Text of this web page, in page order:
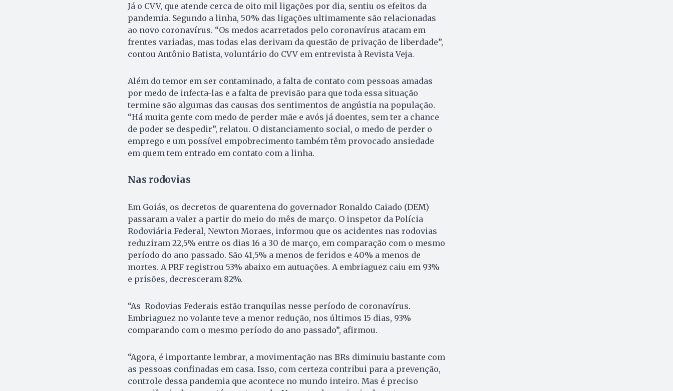
Já o CVV, que atende cerca de oito mil ligações por dia, sentiu os efeitos da
pandemia. Segundo a linha, 50% das ligações ultimamente são relacionadas
ao novo coronavírus. “Os medos acarretados pelo coronavírus atacam em
frentes variadas, mas todas elas derivam da questão de privação de liberdade”,
contou Antônio Batista, voluntário do CVV em entrevista à Revista Veja.
Além do temor em ser contaminado, a falta de contato com pessoas amadas
por medo de infecta-las e a falta de previsão para que toda essa situação
termine são algumas das causas dos sentimentos de angústia na população.
“Há muita gente com medo de perder mãe e avós já doentes, sem ter a chance
de poder se despedir”, relatou. O distanciamento social, o medo de perder o
emprego e um possível empobrecimento também têm provocado ansiedade
em quem tem entrado em contato com a linha.
Nas rodovias
Em Goiás, os decretos de quarentena do governador Ronaldo Caiado (DEM)
passaram a valer a partir do meio do mês de março. O inspetor da Polícia
Rodoviária Federal, Newton Moraes, informou que os acidentes nas rodovias
reduziram 22,5% entre os dias 16 a 30 de março, em comparação com o mesmo
período do ano passado. São 41,5% a menos de feridos e 40% a menos de
mortes. A PRF registrou 53% abaixo em autuações. A embriaguez caiu em 93%
e prisões, decresceram 82%.
“As Rodovias Federais estão tranquilas nesse período de coronavírus.
Embriaguez no volante teve a menor redução, nos últimos 15 dias, 93%
comparando com o mesmo período do ano passado”, afirmou.
“Agora, é importante lembrar, a movimentação nas BRs diminuiu bastante com
as pessoas confinadas em casa. Isso, com certeza contribui para a prevenção,
controle dessa pandemia que acontece no mundo inteiro. Mas é preciso